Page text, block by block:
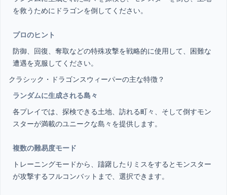
を救うためにドラゴンを倒してください。
プロのヒント
防御、回復、奪取などの特殊攻撃を戦略的に使用して、困難な
遭遇を克服してください。
クラシック・ドラゴンスウィーパーの主な特徴？
ランダムに生成される島々
各プレイでは、探検できる土地、訪れる町々、そして倒すモン
スターが満載のユニークな島々を提供します。
複数の難易度モード
トレーニングモードから、躊躇したりミスをするとモンスター
が攻撃するフルコンバットまで、選択できます。